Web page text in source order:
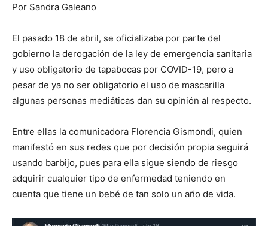
Por Sandra Galeano
El pasado 18 de abril, se oficializaba por parte del
gobierno la derogación de la ley de emergencia sanitaria
y uso obligatorio de tapabocas por COVID-19, pero a
pesar de ya no ser obligatorio el uso de mascarilla
algunas personas mediáticas dan su opinión al respecto.
Entre ellas la comunicadora Florencia Gismondi, quien
manifestó en sus redes que por decisión propia seguirá
usando barbijo, pues para ella sigue siendo de riesgo
adquirir cualquier tipo de enfermedad teniendo en
cuenta que tiene un bebé de tan solo un año de vida.